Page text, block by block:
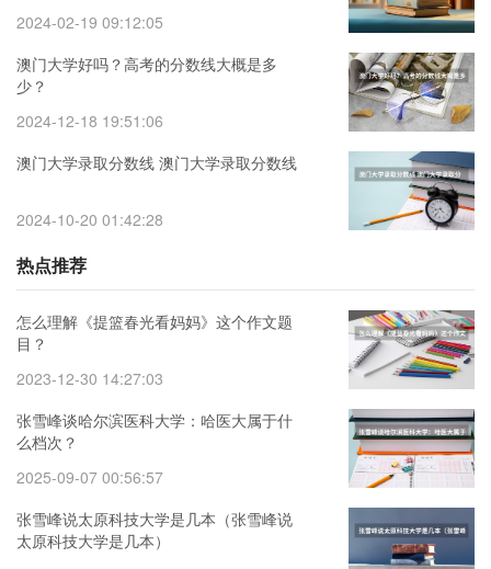
2024-02-19 09:12:05
澳门大学好吗？高考的分数线大概是多
少？
2024-12-18 19:51:06
澳门大学录取分数线 澳门大学录取分数线
2024-10-20 01:42:28
热点推荐
怎么理解《提篮春光看妈妈》这个作文题
目？
2023-12-30 14:27:03
张雪峰谈哈尔滨医科大学：哈医大属于什
么档次？
2025-09-07 00:56:57
张雪峰说太原科技大学是几本（张雪峰说
太原科技大学是几本）